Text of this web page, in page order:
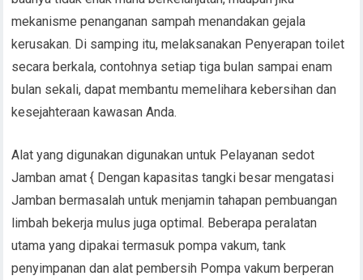
mekanisme penanganan sampah menandakan gejala
kerusakan. Di samping itu, melaksanakan Penyerapan toilet
secara berkala, contohnya setiap tiga bulan sampai enam
bulan sekali, dapat membantu memelihara kebersihan dan
kesejahteraan kawasan Anda.
Alat yang digunakan digunakan untuk Pelayanan sedot
Jamban amat { Dengan kapasitas tangki besar mengatasi
Jamban bermasalah untuk menjamin tahapan pembuangan
limbah bekerja mulus juga optimal. Beberapa peralatan
utama yang dipakai termasuk pompa vakum, tank
penyimpanan dan alat pembersih Pompa vakum berperan